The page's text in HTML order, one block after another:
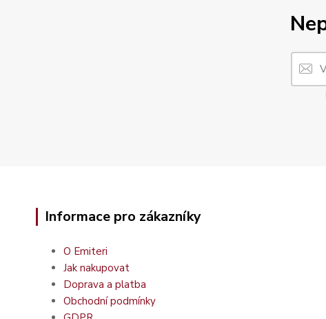
Informace pro zákazníky
O Emiteri
Jak nakupovat
Doprava a platba
Obchodní podmínky